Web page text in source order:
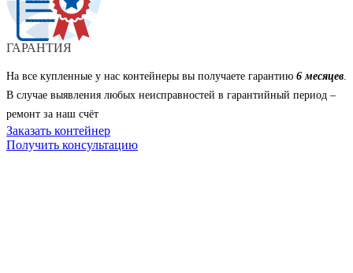
ГАРАНТИЯ
На все купленные у нас контейнеры вы получаете гарантию 6 месяцев.
В случае выявления любых неисправностей в гарантийный период –
ремонт за наш счёт
Заказать контейнер
Получить консультацию